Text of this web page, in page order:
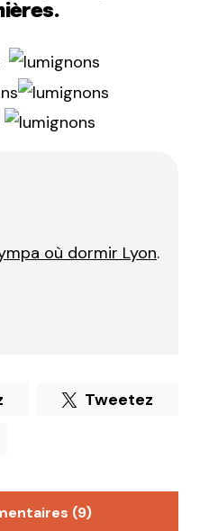
où dormir Lyon.
Tweetez
(9)